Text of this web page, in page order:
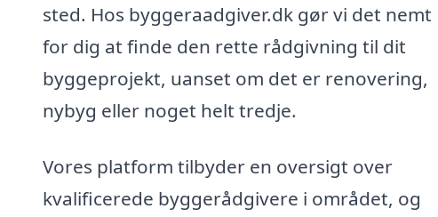
sted. Hos byggeraadgiver.dk gør vi det nemt
for dig at finde den rette rådgivning til dit
byggeprojekt, uanset om det er renovering,
nybyg eller noget helt tredje.
Vores platform tilbyder en oversigt over
kvalificerede byggerådgivere i området, og